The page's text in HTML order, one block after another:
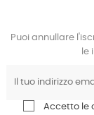
Puoi annullare
le
Accetto le